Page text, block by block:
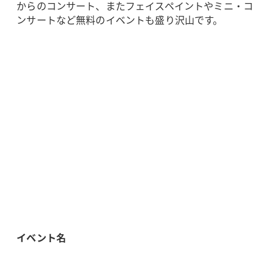
からのコンサート、またフェイスペイントやミニ・コ
ンサートなど無料のイベントも盛り沢山です。
イベント名